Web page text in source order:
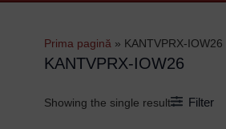
Prima pagină » KANTVPRX-IOW26
KANTVPRX-IOW26
Showing the single result Filter